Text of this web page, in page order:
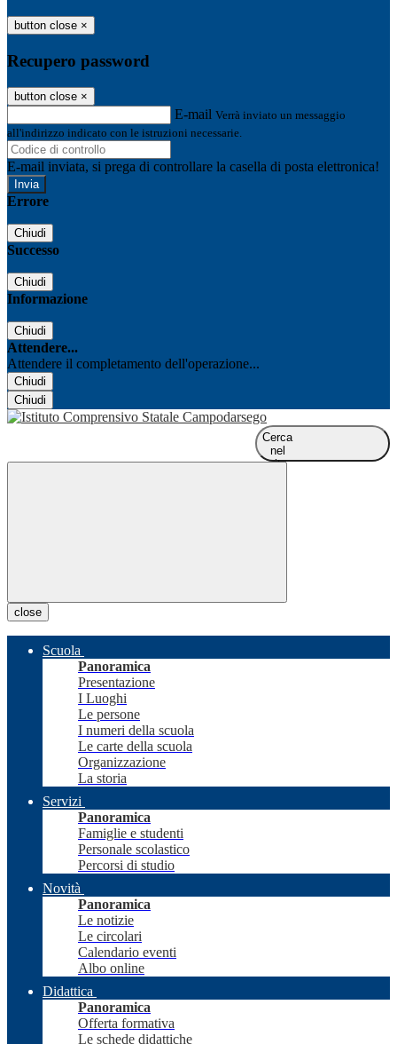
button close ×
Recupero password
button close ×
E-mail Verrà inviato un messaggio
all'indirizzo indicato con le istruzioni necessarie.
E-mail inviata, si prega di controllare la casella di posta elettronica!
Errore
Chiudi
Successo
Chiudi
Informazione
Chiudi
Attendere...
Attendere il completamento dell'operazione...
Chiudi
Chiudi
Cerca
nel
sito
close
Scuola
Panoramica
Presentazione
I Luoghi
Le persone
I numeri della scuola
Le carte della scuola
Organizzazione
La storia
Servizi
Panoramica
Famiglie e studenti
Personale scolastico
Percorsi di studio
Novità
Panoramica
Le notizie
Le circolari
Calendario eventi
Albo online
Didattica
Panoramica
Offerta formativa
Le schede didattiche